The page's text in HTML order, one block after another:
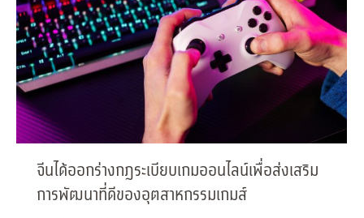
จีนได้ออกร่างกฎระเบียบเกมออนไลน์เพื่อส่งเสริม
การพัฒนาที่ดีของอุตสาหกรรมเกมส์